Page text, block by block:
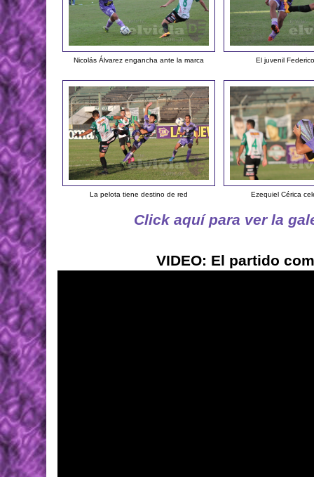
Nicolás Álvarez engancha ante la marca El juvenil
La pelota tiene destino de red Ezequiel Cérica
Click aquí para ver la
VIDEO: El partido